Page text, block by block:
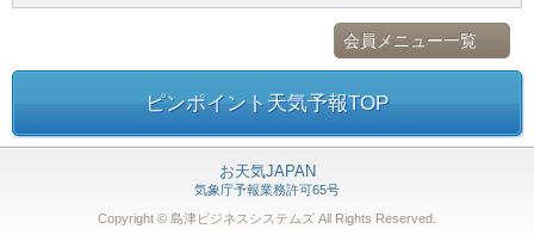
会員メニュー一覧
ピンポイント天気予報TOP
お天気JAPAN
気象庁予報業務許可65号
Copyright © 島津ビジネスシステムズ All Rights Reserved.